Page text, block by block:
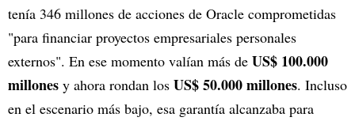
tenía 346 millones de acciones de Oracle comprometidas
"para financiar proyectos empresariales personales
externos". En ese momento valían más de US$ 100.000
millones y ahora rondan los US$ 50.000 millones. Incluso
en el escenario más bajo, esa garantía alcanzaba para